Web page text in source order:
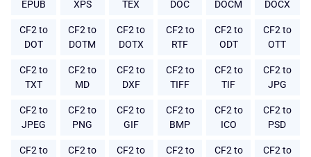
EPUB
XPS
TEX
DOC
DOCM
DOCX
CF2 to
DOT
CF2 to
DOTM
CF2 to
DOTX
CF2 to
RTF
CF2 to
ODT
CF2 to
OTT
CF2 to
TXT
CF2 to
MD
CF2 to
DXF
CF2 to
TIFF
CF2 to
TIF
CF2 to
JPG
CF2 to
JPEG
CF2 to
PNG
CF2 to
GIF
CF2 to
BMP
CF2 to
ICO
CF2 to
PSD
CF2 to
CF2 to
CF2 to
CF2 to
CF2 to
CF2 to